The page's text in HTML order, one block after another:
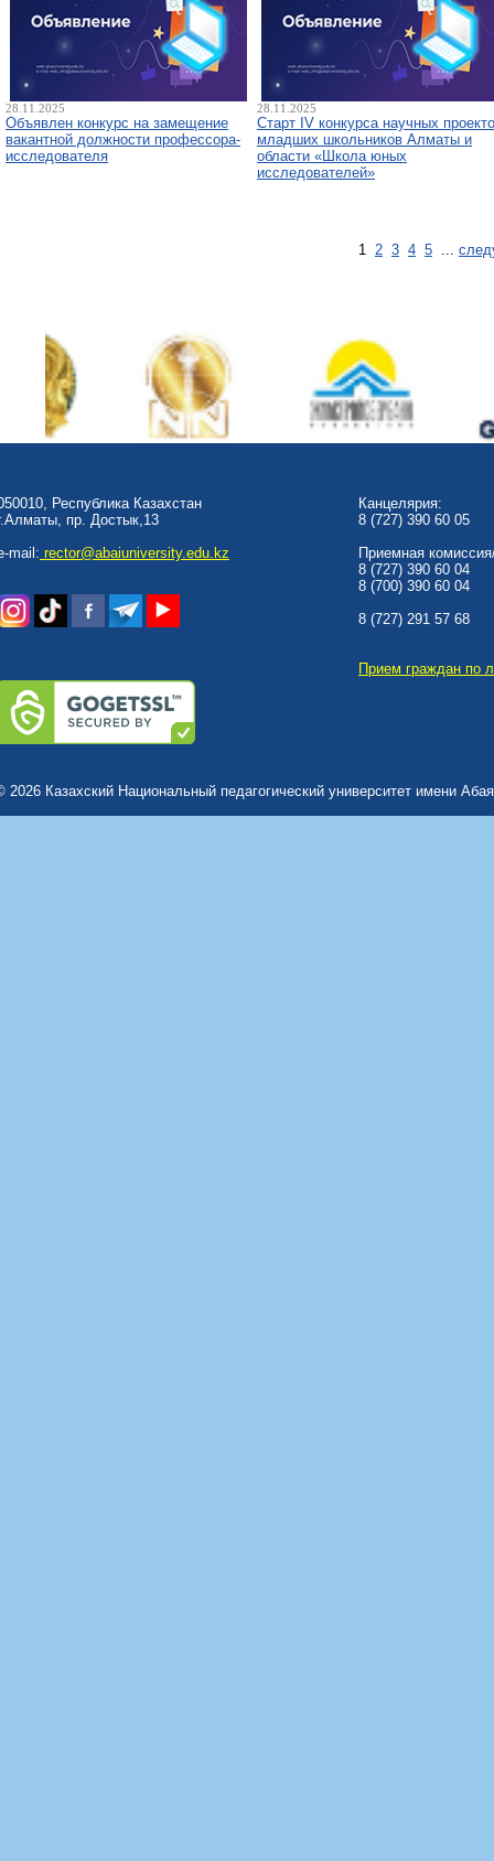
28.11.2025
Объявлен конкурс на замещение
вакантной должности профессора-
исследователя
28.11.2025
Старт IV конкурса научных
младших школьников Алматы и
области «Школа юных
исследователей»
1 2 3 4 5 ...
Республика Казахстан
пр. Достык,13
mail: rector@abaiuniversity.edu.kz
Канцелярия:
8 (727) 390 60 05
Приемная
8 (727) 390 60 04
8 (700) 390 60 04
8 (727) 291 57 68
Прием граждан по
2026 Казахский Национальный педагогический университет имени Абая